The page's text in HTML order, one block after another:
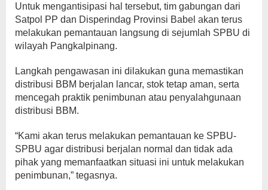
Untuk mengantisipasi hal tersebut, tim gabungan dari
Satpol PP dan Disperindag Provinsi Babel akan terus
melakukan pemantauan langsung di sejumlah SPBU di
wilayah Pangkalpinang.
Langkah pengawasan ini dilakukan guna memastikan
distribusi BBM berjalan lancar, stok tetap aman, serta
mencegah praktik penimbunan atau penyalahgunaan
distribusi BBM.
“Kami akan terus melakukan pemantauan ke SPBU-
SPBU agar distribusi berjalan normal dan tidak ada
pihak yang memanfaatkan situasi ini untuk melakukan
penimbunan,” tegasnya.